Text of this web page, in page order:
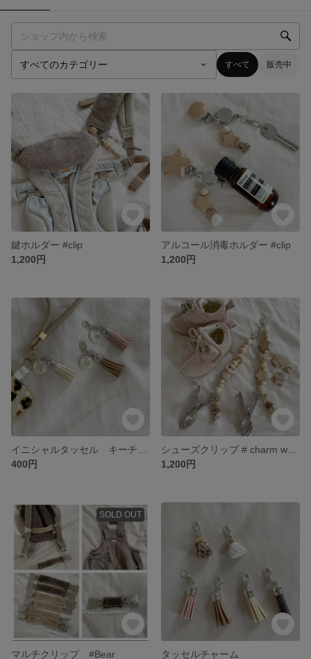
すべて 販売中
鍵ホルダー #clip
1,200円
アルコール消毒ホルダー #clip
1,200円
400円
1,200円
SOLD OUT
マルチクリップ #Bear
タッセルチャーム